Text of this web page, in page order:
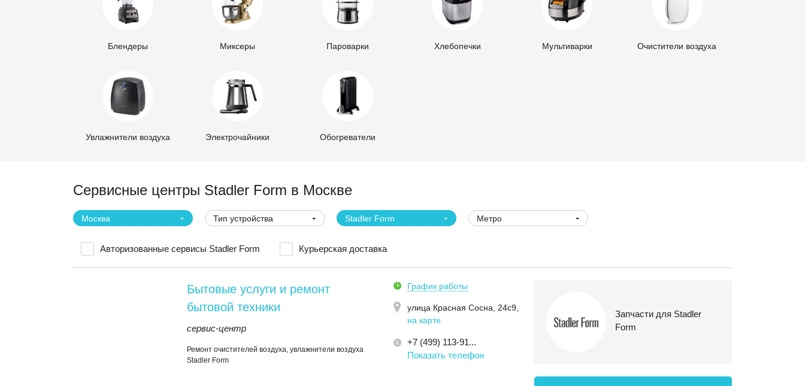
Блендеры Миксеры Пароварки Хлебопечки Мультиварки Очистители воздуха
Увлажнители воздуха Электрочайники Обогреватели
Сервисные центры Stadler Form в Москве
Москва Тип устройства Stadler Form Метро
Авторизованные сервисы Stadler Form Курьерская доставка
Бытовые услуги и ремонт
бытовой техники
сервис-центр
Ремонт очистителей воздуха, увлажнители воздуха
Stadler Form
График работы
улица Красная Сосна, 24с9
на карте
+7 (499) 113-91...
Показать телефон
Запчасти для Stadler
Form